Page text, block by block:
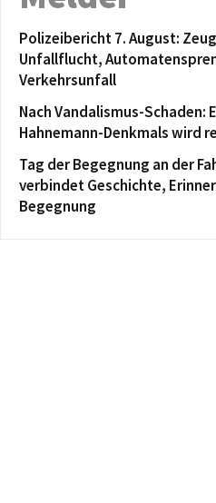
Polizeibericht 7. August:
Unfallflucht,
Verkehrsunfall
Nach Vandalismus-Schaden:
Hahnemann-Denkmals wird
Tag der Begegnung an der
verbindet Geschichte,
Begegnung